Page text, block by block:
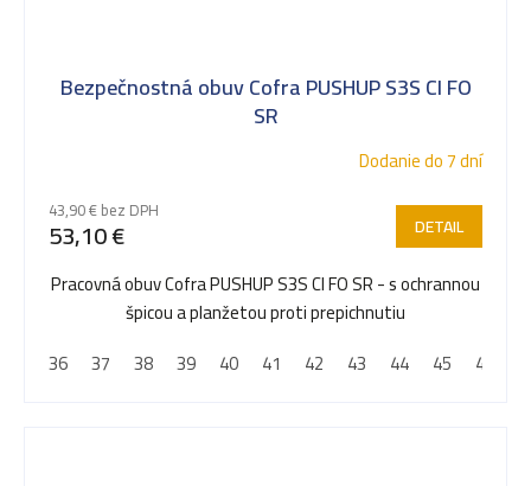
Bezpečnostná obuv Cofra PUSHUP S3S CI FO
SR
Dodanie do 7 dní
43,90 € bez DPH
53,10 € DETAIL
Pracovná obuv Cofra PUSHUP S3S CI FO SR - s ochrannou
špicou a planžetou proti prepichnutiu
36
37 38 39 40 41 42 43 44 45 46